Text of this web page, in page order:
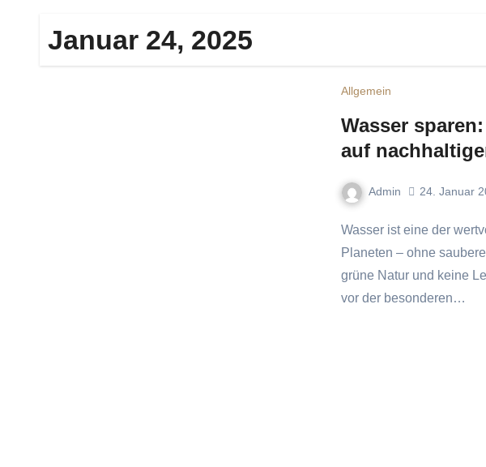
Januar 24, 2025
Allgemein
Wasser
auf
Admin 24. Januar
Wasser ist eine der wertvollsten Ressourcen auf unserem
Planeten – ohne
grüne Natur und keine
vor der besonderen…